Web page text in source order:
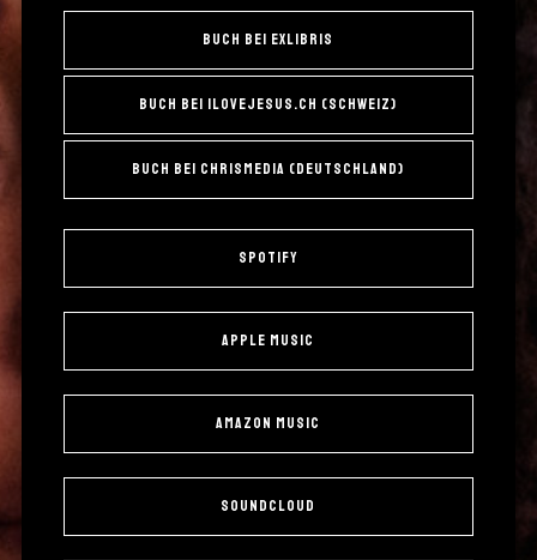
Buch bei exLibris
Buch bei ilovejesus.ch (Schweiz)
Buch bei Chrismedia (Deutschland)
Spotify
Apple Music
Amazon Music
SoundCloud